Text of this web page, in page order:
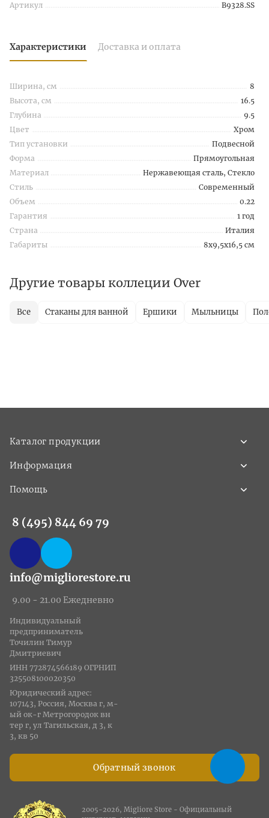
Артикул B9328.SS
Характеристики Доставка и оплата
Ширина, см
8
Высота, см
16.5
Глубина
9.5
Цвет
Хром
Тип установки
Подвесной
Форма
Прямоугольная
Материал
Нержавеющая сталь, Стекло
Стиль
Современный
Объем
0.22
Гарантия
1 год
Страна
Италия
Габариты
8x9,5x16,5 см
Другие товары коллеции Over
Все Стаканы для ванной Ершики Мыльницы
Каталог продукции
Информация
Помощь
8 (495) 844 69 79
info@migliorestore.ru
9.00 - 21.00 Ежедневно
Обратный звонок
Индивидуальный
предприниматель
Точилин Тимур
Дмитриевич
ИНН 772874566189 ОГРНИП
325508100020350
Юридический адрес:
107143, Россия, Москва г, м-
ый ок-г Метрогородок вн
тер г, ул Тагильская, д 3, к
3, кв 50
2005-2026, Migliore Store - Официальный